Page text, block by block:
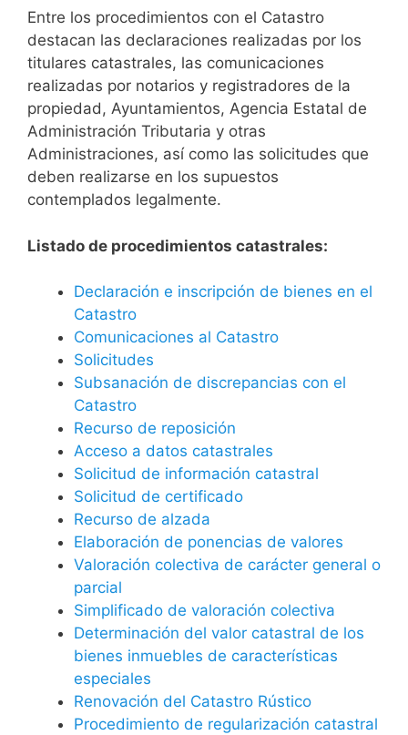
Entre los procedimientos con el Catastro
destacan las declaraciones realizadas por los
titulares catastrales, las comunicaciones
realizadas por notarios y registradores de la
propiedad, Ayuntamientos, Agencia Estatal de
Administración Tributaria y otras
Administraciones, así como las solicitudes que
deben realizarse en los supuestos
contemplados legalmente.
Listado de procedimientos catastrales:
Declaración e inscripción de bienes en el
Catastro
Comunicaciones al Catastro
Solicitudes
Subsanación de discrepancias con el
Catastro
Recurso de reposición
Acceso a datos catastrales
Solicitud de información catastral
Solicitud de certificado
Recurso de alzada
Elaboración de ponencias de valores
Valoración colectiva de carácter general o
parcial
Simplificado de valoración colectiva
Determinación del valor catastral de los
bienes inmuebles de características
especiales
Renovación del Catastro Rústico
Procedimiento de regularización catastral